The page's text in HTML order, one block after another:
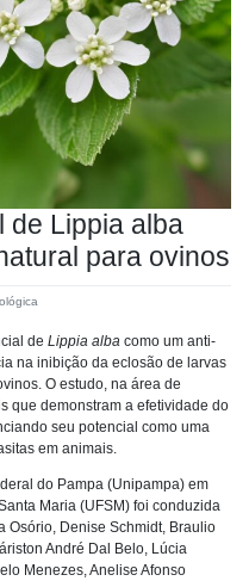
de Lippia alba
para ovinos
de Lippia alba como um anti-
na inibição da eclosão de larvas
O estudo, na área de
que demonstram a efetividade do
seu potencial como uma
em animais.
do Pampa (Unipampa) em
Maria (UFSM) foi conduzida
Osório, Denise Schmidt, Braulio
André Dal Belo, Lúcia
Menezes, Anelise Afonso